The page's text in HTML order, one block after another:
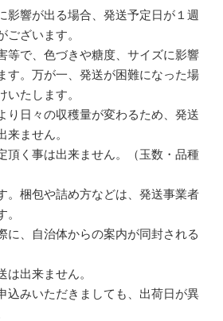
響が出る場合、発送予定日が１週
ございます。
等で、色づきや糖度、サイズに影響
す。万が一、発送が困難になった場
いたします。
り日々の収穫量が変わるため、発送
来ません。
頂く事は出来ません。（玉数・品種
。梱包や詰め方などは、発送事業者
に、自治体からの案内が同封される
出来ません。
込みいただきましても、出荷日が異